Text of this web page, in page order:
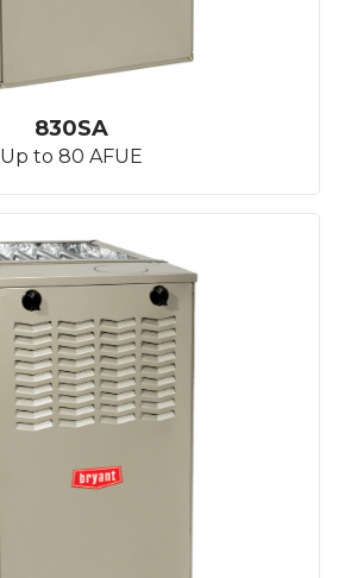
830SA
Up to 80 AFUE